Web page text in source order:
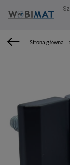
Strona główna